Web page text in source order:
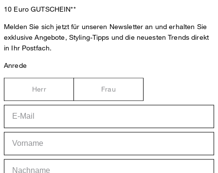
10 EuroGUTSCHEIN**
Melden Sie sich jetzt für unseren Newsletter an und erhalten Sie
exklusive Angebote, Styling-Tipps und die neuesten Trends direkt
in Ihr Postfach.
Anrede
Herr Frau